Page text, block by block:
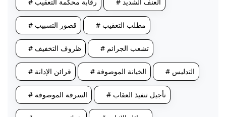
# قصور التسبيب # مطلب التعقيب
# ظروف التخفيف # تشعب الجرائم
# قرائن الإدانة # الخيانة الموصوفة # التدليس
# السرقة الموصوفة # تأجيل تنفيذ العقاب